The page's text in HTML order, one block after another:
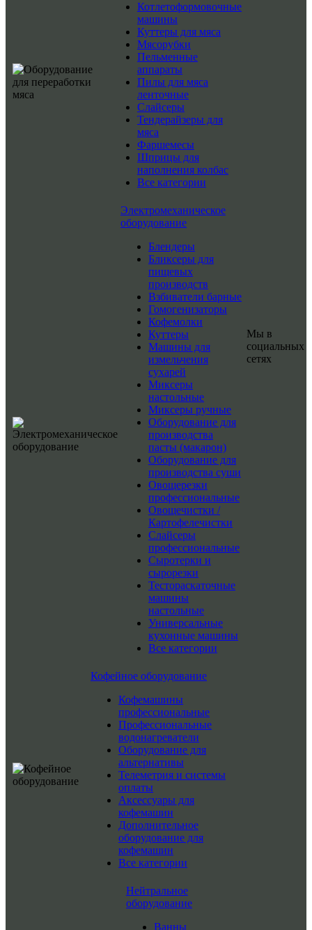
Котлетоформовочные
машины
Куттеры для мяса
Мясорубки
Пельменные
аппараты
Пилы для мяса
ленточные
Слайсеры
Тендерайзеры для
мяса
Фаршемесы
Шприцы для
наполнения колбас
Все категории
Электромеханическое
оборудование
Блендеры
Бликсеры для
пищевых
производств
Взбиватели барные
Гомогенизаторы
Кофемолки
Куттеры
Машины для
измельчения
сухарей
Миксеры
настольные
Миксеры ручные
Оборудование для
производства
пасты (макарон)
Оборудование для
производства суши
Овощерезки
профессиональные
Овощечистки /
Картофелечистки
Слайсеры
профессиональные
Сыротерки и
сырорезки
Тестораскаточные
машины
настольные
Универсальные
кухонные машины
Все категории
Кофейное оборудование
Кофемашины
профессиональные
Профессиональные
водонагреватели
Оборудование для
альтернативы
Телеметрия и системы
оплаты
Аксессуары для
кофемашин
Дополнительное
оборудование для
кофемашин
Все категории
Нейтральное
оборудование
Ванны
Мы в
социальных
сетях